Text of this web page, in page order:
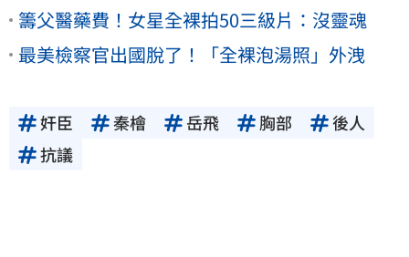
籌父醫藥費！女星全裸拍50三級片：沒靈魂
最美檢察官出國脫了！「全裸泡湯照」外洩
奸臣 秦檜 岳飛 胸部
後人
抗議